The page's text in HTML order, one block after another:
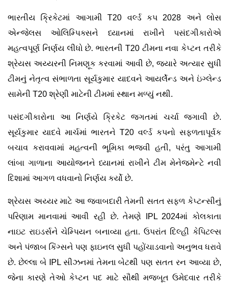
ભારતીય ક્રિકેટમાં આગામી T20 વર્લ્ડ કપ 2028 અને લોસ
એન્જેલસ ઓલિમ્પિક્સને ધ્યાનમાં રાખીને પસંદગીકારોએ
મહત્વપૂર્ણ નિર્ણય લીધો છે. ભારતની T20 ટીમના નવા કેપ્ટન તરીકે
શ્રેયસ અય્યરની નિમણૂક કરવામાં આવી છે, જ્યારે અત્યાર સુધી
ટીમનું નેતૃત્વ સંભાળતા સૂર્યકુમાર યાદવને આયર્લેન્ડ અને ઇંગ્લેન્ડ
સામેની T20 શ્રેણી માટેની ટીમમાં સ્થાન મળ્યું નથી.
પસંદગીકારોના આ નિર્ણયે ક્રિકેટ જગતમાં ચર્ચા જગાવી છે.
સૂર્યકુમાર યાદવે માર્ચમાં ભારતને T20 વર્લ્ડ કપનો સફળતાપૂર્વક
બચાવ કરાવવામાં મહત્વની ભૂમિકા ભજવી હતી, પરંતુ આગામી
લાંબા ગાળાના આયોજનને ધ્યાનમાં રાખીને ટીમ મેનેજમેન્ટે નવી
દિશામાં આગળ વધવાનો નિર્ણય કર્યો છે.
શ્રેયસ અય્યર માટે આ જવાબદારી તેમની સતત સફળ કેપ્ટન્સીનું
પરિણામ માનવામાં આવી રહી છે. તેમણે IPL 2024માં કોલકાતા
નાઇટ રાઇડર્સને ચેમ્પિયન બનાવ્યા હતા. ઉપરાંત દિલ્હી કેપિટલ્સ
અને પંજાબ કિંગ્સને પણ ફાઇનલ સુધી પહોંચાડવાનો અનુભવ ધરાવે
છે. છેલ્લા બે IPL સીઝનમાં તેમના બેટથી પણ સતત રન આવ્યા છે,
જેના કારણે તેઓ કેપ્ટન પદ માટે સૌથી મજબૂત ઉમેદવાર તરીકે